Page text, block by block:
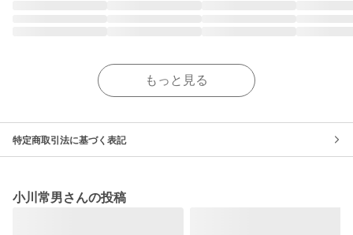
もっと見る
特定商取引法に基づく表記
小川常男さんの投稿